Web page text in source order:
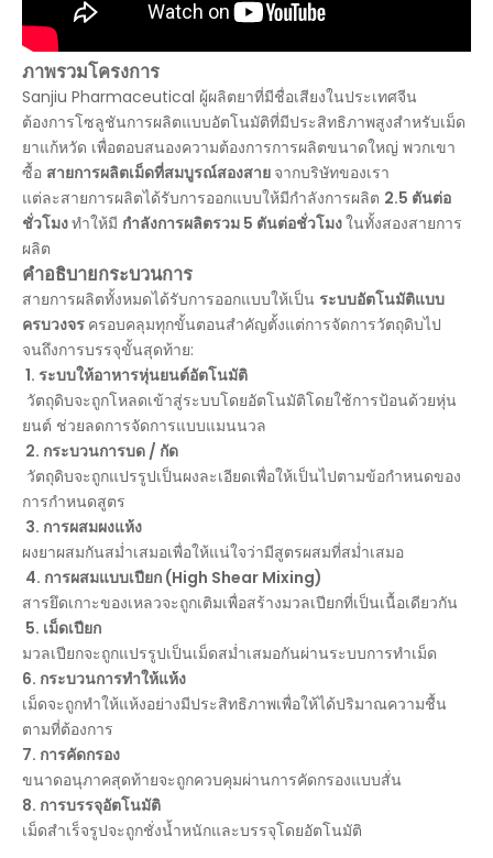
ภาพรวมโครงการ
Sanjiu Pharmaceutical ผู้ผลิตยาที่มีชื่อเสียงในประเทศจีน
ต้องการโซลูชันการผลิตแบบอัตโนมัติที่มีประสิทธิภาพสูงสำหรับเม็ด
ยาแก้หวัด เพื่อตอบสนองความต้องการการผลิตขนาดใหญ่ พวกเขา
ซื้อ สายการผลิตเม็ดที่สมบูรณ์สองสาย จากบริษัทของเรา
แต่ละสายการผลิตได้รับการออกแบบให้มีกำลังการผลิต 2.5 ตันต่อ
ชั่วโมงทำให้มี กำลังการผลิตรวม 5 ตันต่อชั่วโมงในทั้งสองสายการ
ผลิต
คำอธิบายกระบวนการ
สายการผลิตทั้งหมดได้รับการออกแบบให้เป็น ระบบอัตโนมัติแบบ
ครบวงจร ครอบคลุมทุกขั้นตอนสำคัญตั้งแต่การจัดการวัตถุดิบไป
จนถึงการบรรจุขั้นสุดท้าย:
1. ระบบให้อาหารหุ่นยนต์อัตโนมัติ
วัตถุดิบจะถูกโหลดเข้าสู่ระบบโดยอัตโนมัติโดยใช้การป้อนด้วยหุ่น
ยนต์ ช่วยลดการจัดการแบบแมนนวล
2. กระบวนการบด / กัด
วัตถุดิบจะถูกแปรรูปเป็นผงละเอียดเพื่อให้เป็นไปตามข้อกำหนดของ
การกำหนดสูตร
3. การผสมผงแห้ง
ผงยาผสมกันสม่ำเสมอเพื่อให้แน่ใจว่ามีสูตรผสมที่สม่ำเสมอ
4. การผสมแบบเปียก (High Shear Mixing)
สารยึดเกาะของเหลวจะถูกเติมเพื่อสร้างมวลเปียกที่เป็นเนื้อเดียวกัน
5. เม็ดเปียก
มวลเปียกจะถูกแปรรูปเป็นเม็ดสม่ำเสมอกันผ่านระบบการทำเม็ด
6. กระบวนการทำให้แห้ง
เม็ดจะถูกทำให้แห้งอย่างมีประสิทธิภาพเพื่อให้ได้ปริมาณความชื้น
ตามที่ต้องการ
7. การคัดกรอง
ขนาดอนุภาคสุดท้ายจะถูกควบคุมผ่านการคัดกรองแบบสั่น
8. การบรรจุอัตโนมัติ
เม็ดสำเร็จรูปจะถูกชั่งน้ำหนักและบรรจุโดยอัตโนมัติ